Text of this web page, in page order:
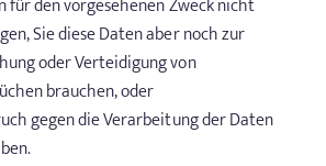
für den vorgesehenen Zweck nicht
Sie diese Daten aber noch zur
oder Verteidigung von
brauchen, oder
gegen die Verarbeitung der Daten